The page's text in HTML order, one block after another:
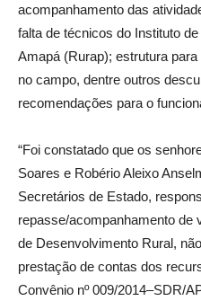
acompanhamento das
falta de técnicos do Instituto
Amapá (Rurap); estrutura
no campo, dentre outros
recomendações para o
“Foi constatado que os
Soares e Robério Aleixo
Secretários de Estado,
repasse/acompanhamento de
de Desenvolvimento Rural,
prestação de contas dos
Convênio nº 009/2014–SDR/